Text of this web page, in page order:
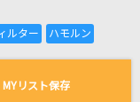
の一覧
MYリスト保存